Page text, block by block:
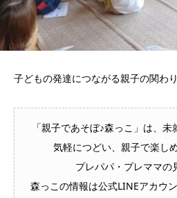
子どもの発達につながる親子の関わ
「親子であそぼ♪森っこ」は、
気軽につどい、親子で楽し
プレパパ・プレママの
森っこの情報は公式LINEアカウ